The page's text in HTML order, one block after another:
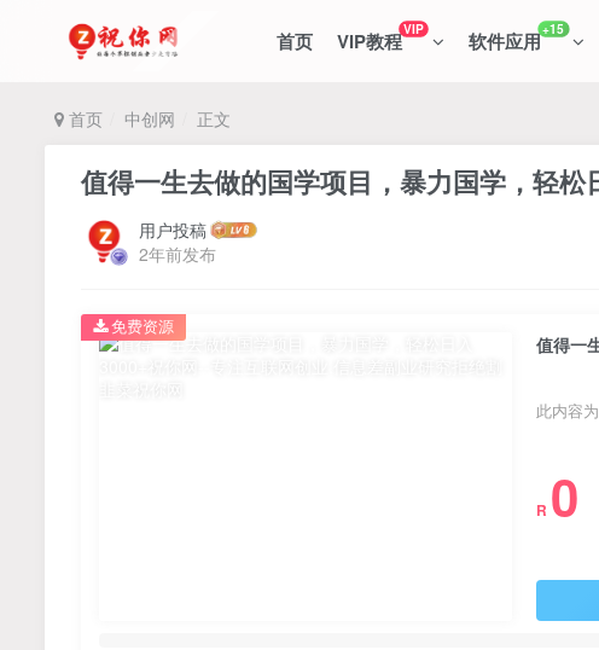
首页 VIP教程VIP 软件应用+15
首页 中创网 正文
值得一生去做的国学项目，暴力国学，轻松
用户投稿
2年前发布
值得一
此内容
R 0
免费资源